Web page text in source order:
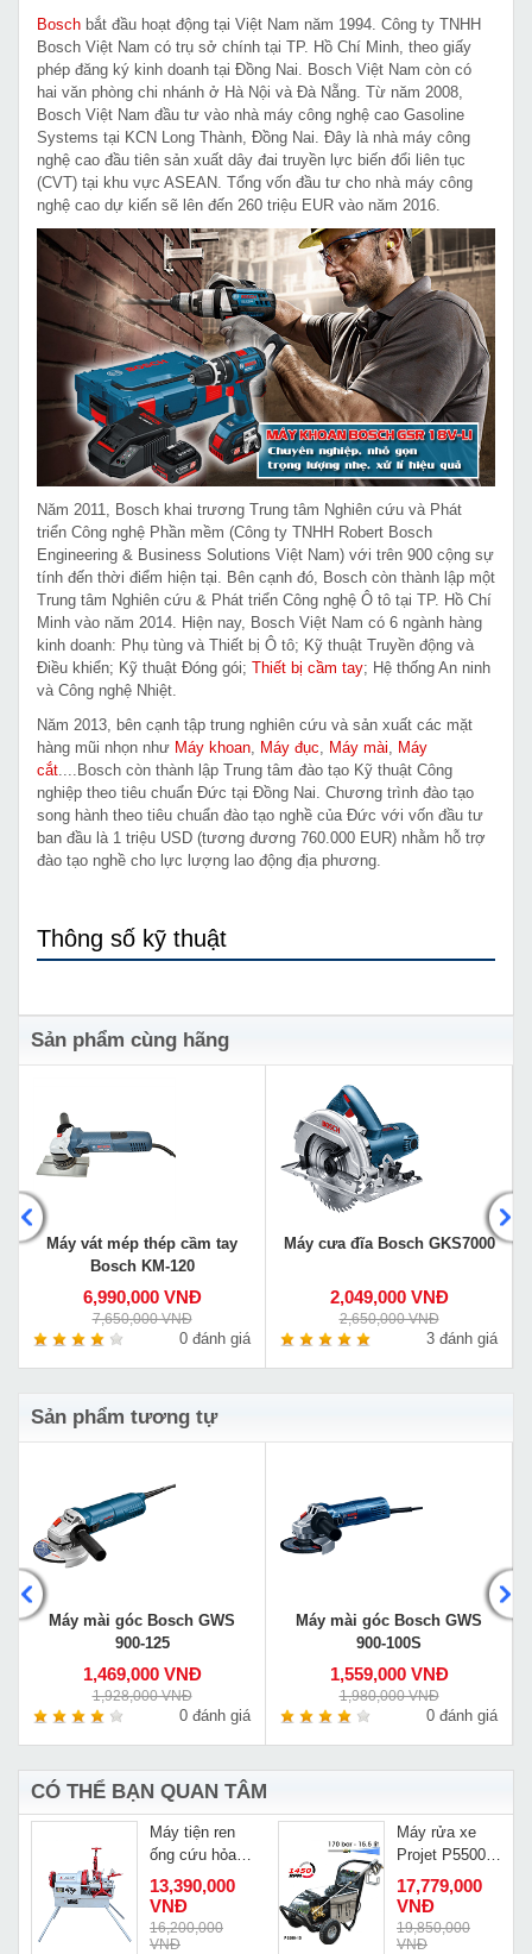
Bosch bắt đầu hoạt động tại Việt Nam năm 1994. Công ty TNHH
Bosch Việt Nam có trụ sở chính tại TP. Hồ Chí Minh, theo giấy
phép đăng ký kinh doanh tại Đồng Nai. Bosch Việt Nam còn có
hai văn phòng chi nhánh ở Hà Nội và Đà Nẵng. Từ năm 2008,
Bosch Việt Nam đầu tư vào nhà máy công nghệ cao Gasoline
Systems tại KCN Long Thành, Đồng Nai. Đây là nhà máy công
nghệ cao đầu tiên sản xuất dây đai truyền lực biến đổi liên tục
(CVT) tại khu vực ASEAN. Tổng vốn đầu tư cho nhà máy công
nghệ cao dự kiến sẽ lên đến 260 triệu EUR vào năm 2016.
Năm 2011, Bosch khai trương Trung tâm Nghiên cứu và Phát
triển Công nghệ Phần mềm (Công ty TNHH Robert Bosch
Engineering & Business Solutions Việt Nam) với trên 900 cộng sự
tính đến thời điểm hiện tại. Bên cạnh đó, Bosch còn thành lập một
Trung tâm Nghiên cứu & Phát triển Công nghệ Ô tô tại TP. Hồ Chí
Minh vào năm 2014. Hiện nay, Bosch Việt Nam có 6 ngành hàng
kinh doanh: Phụ tùng và Thiết bị Ô tô; Kỹ thuật Truyền động và
Điều khiển; Kỹ thuật Đóng gói; Thiết bị cầm tay; Hệ thống An ninh
và Công nghệ Nhiệt.
Năm 2013, bên cạnh tập trung nghiên cứu và sản xuất các mặt
hàng mũi nhọn như Máy khoan, Máy đục, Máy mài, Máy
cắt....Bosch còn thành lập Trung tâm đào tạo Kỹ thuật Công
nghiệp theo tiêu chuẩn Đức tại Đồng Nai. Chương trình đào tạo
song hành theo tiêu chuẩn đào tạo nghề của Đức với vốn đầu tư
ban đầu là 1 triệu USD (tương đương 760.000 EUR) nhằm hỗ trợ
đào tạo nghề cho lực lượng lao động địa phương.
Thông số kỹ thuật
Sản phẩm cùng hãng
Máy vát mép thép cầm tay
Bosch KM-120
6,990,000 VNĐ
7,650,000 VNĐ
0 đánh giá
Máy cưa đĩa Bosch GKS7000
2,049,000 VNĐ
2,650,000 VNĐ
3 đánh giá
Sản phẩm tương tự
Máy mài góc Bosch GWS
900-125
1,469,000 VNĐ
1,928,000 VNĐ
0 đánh giá
Máy mài góc Bosch GWS
900-100S
1,559,000 VNĐ
1,980,000 VNĐ
0 đánh giá
CÓ THỂ BẠN QUAN TÂM
Máy tiện ren
ống cứu hỏa
Z1T-R3
13,390,000
VNĐ
16,200,000
VNĐ
Máy rửa xe
Projet P5500-
15
17,779,000
VNĐ
19,850,000
VNĐ